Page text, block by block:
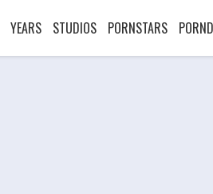
YEARS STUDIOS PORNSTARS